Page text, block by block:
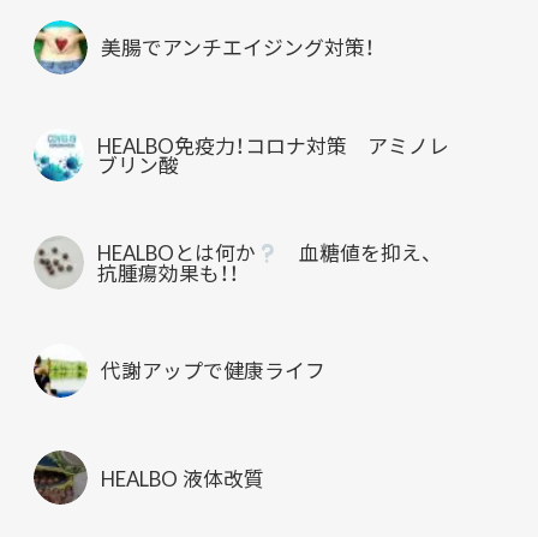
美腸でアンチエイジング対策！
HEALBO免疫力！コロナ対策 アミノレ
ブリン酸
HEALBOとは何か 血糖値を抑え、
抗腫瘍効果も！！
代謝アップで健康ライフ
HEALBO 液体改質